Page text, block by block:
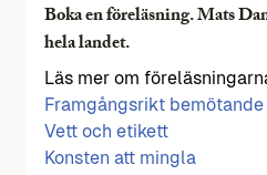
Boka en föreläsning. Mats
hela landet.
Läs mer om
Framgångsrikt bemötande
Vett och etikett
Konsten att mingla